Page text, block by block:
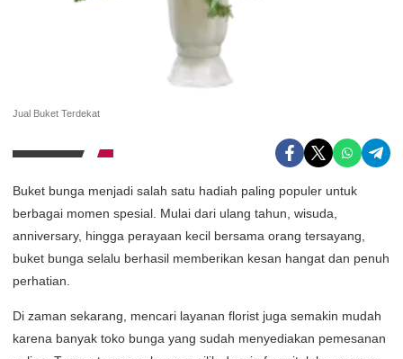
Jual Buket Terdekat
Buket bunga menjadi salah satu hadiah paling populer untuk
berbagai momen spesial. Mulai dari ulang tahun, wisuda,
anniversary, hingga perayaan kecil bersama orang tersayang,
buket bunga selalu berhasil memberikan kesan hangat dan penuh
perhatian.
Di zaman sekarang, mencari layanan florist juga semakin mudah
karena banyak toko bunga yang sudah menyediakan pemesanan